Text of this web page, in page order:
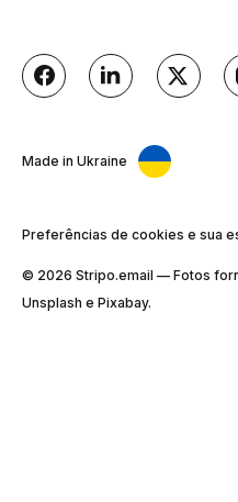
Made in Ukraine
Preferências de cookies e sua
© 2026 Stripо.email — Fotos
Unsplash e Pixabay.